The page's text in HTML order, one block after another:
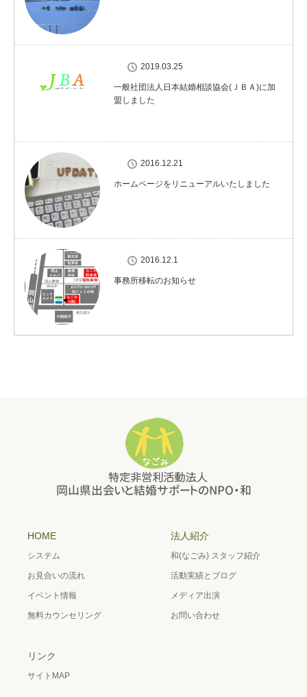
2019.03.25
一般社団法人日本結婚相談協会(ＪＢＡ)に加
盟しました
2016.12.21
ホームページをリニューアルいたしました
2016.12.1
事務所移転のお知らせ
HOME
システム
お見合いの流れ
イベント情報
無料カウンセリング
法人紹介
和(なごみ) スタッフ紹介
活動実績とブログ
メディア出演
お問い合わせ
リンク
サイトMAP